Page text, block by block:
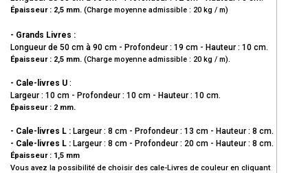
Épaisseur : 2,5 mm. (Charge moyenne admissible : 20 kg / m)
- Grands Livres :
Longueur de 50 cm à 90 cm - Profondeur : 19 cm - Hauteur : 10 cm.
Épaisseur : 2,5 mm. (Charge moyenne admissible : 20 kg / m).
- Cale-livres U :
Largeur : 10 cm - Profondeur : 10 cm - Hauteur : 10 cm.
Épaisseur : 2 mm.
- Cale-livres L : Largeur : 8 cm - Profondeur : 13 cm - Hauteur : 8 cm.
- Cale-livres L : Largeur : 8 cm - Profondeur : 20 cm - Hauteur : 8 cm.
Épaisseur : 1,5 mm
Vous avez la possibilité de choisir des cale-Livres de couleur en cliquant